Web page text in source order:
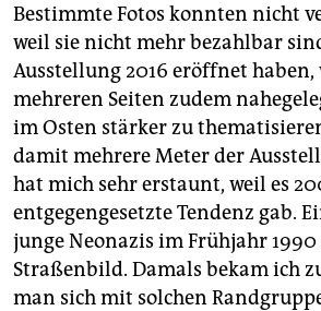
Bestimmte Fotos konnten nicht
weil sie nicht mehr bezahlbar
Ausstellung 2016 eröffnet
mehreren Seiten zudem
im Osten stärker zu
damit mehrere Meter der
hat mich sehr erstaunt, weil es
entgegengesetzte Tendenz gab.
junge Neonazis im Frühjahr
Straßenbild. Damals bekam ich
man sich mit solchen